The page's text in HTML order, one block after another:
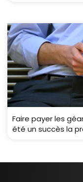
Faire payer les
été un succès la